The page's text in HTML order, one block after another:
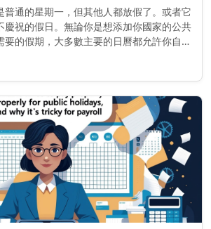
普通的星期一，但其他人都放假了。或者它
慶祝的假日。無論你是想添加你國家的公共
要的假期，大多數主要的日曆都允許你自訂
道該去哪裡找。 快速提示： 要添加或移